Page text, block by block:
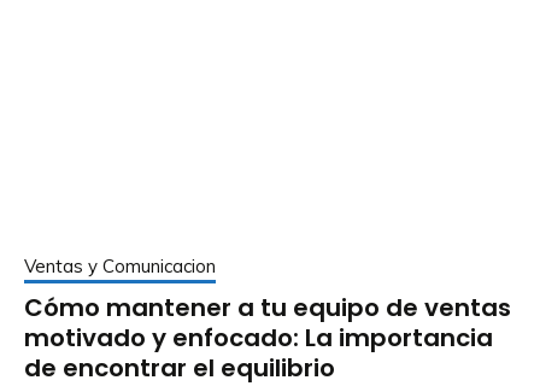
Ventas y Comunicacion
Cómo mantener a tu equipo de ventas
motivado y enfocado: La importancia
de encontrar el equilibrio